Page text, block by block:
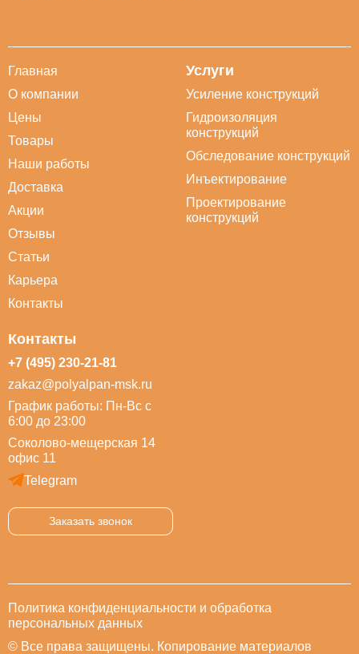
Главная
О компании
Цены
Товары
Наши работы
Доставка
Акции
Отзывы
Статьи
Карьера
Контакты
Услуги
Усиление конструкций
Гидроизоляция
конструкций
Обследование конструкций
Инъектирование
Проектирование
конструкций
Контакты
+7 (495) 230-21-81
zakaz@polyalpan-msk.ru
График работы: Пн-Вс с
6:00 до 23:00
Соколово-мещерская 14
офис 11
Telegram
Заказать звонок
Политика конфиденциальности и обработка
персональных данных
© Все права защищены. Копирование материалов